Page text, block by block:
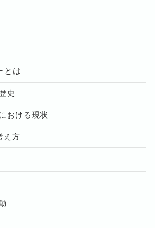
とは
史
おける現状
え方